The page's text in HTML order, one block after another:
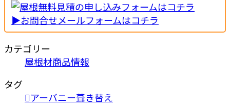
▶お問合せメールフォームはコチラ
カテゴリー
屋根材商品情報
タグ
アーバニー葺き替え